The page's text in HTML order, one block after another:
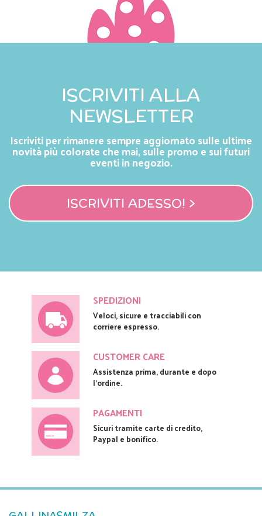
ISCRIVITI ALLA
NEWSLETTER
Iscriviti per rimanere sempre aggiornato sulle ultime
novità più colorate che mai, sulle promo e sui futuri
eventi in negozio.
ISCRIVITI ADESSO! >
SPEDIZIONI
Veloci, sicure e tracciabili con
corriere espresso.
CUSTOMER CARE
Assistenza prima, durante e dopo
l'ordine.
PAGAMENTI
Sicuri tramite carte di credito,
Paypal e bonifico.